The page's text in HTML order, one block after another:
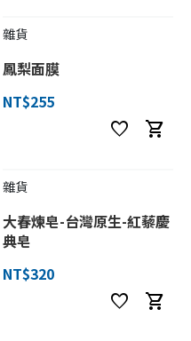
雜貨
鳳梨面膜
NT$255
favorite shopping_cart
雜貨
大春煉皂-台灣原生-紅藜慶
典皂
NT$320
favorite shopping_cart